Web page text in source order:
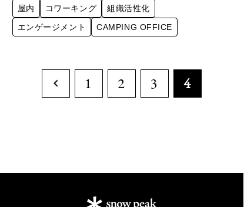
屋内 コワーキング
組織活性化
エンゲージメント
CAMPING OFFICE
1 2 3 4